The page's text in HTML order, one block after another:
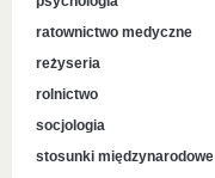
ratownictwo medyczne
reżyseria
rolnictwo
socjologia
stosunki międzynarodowe